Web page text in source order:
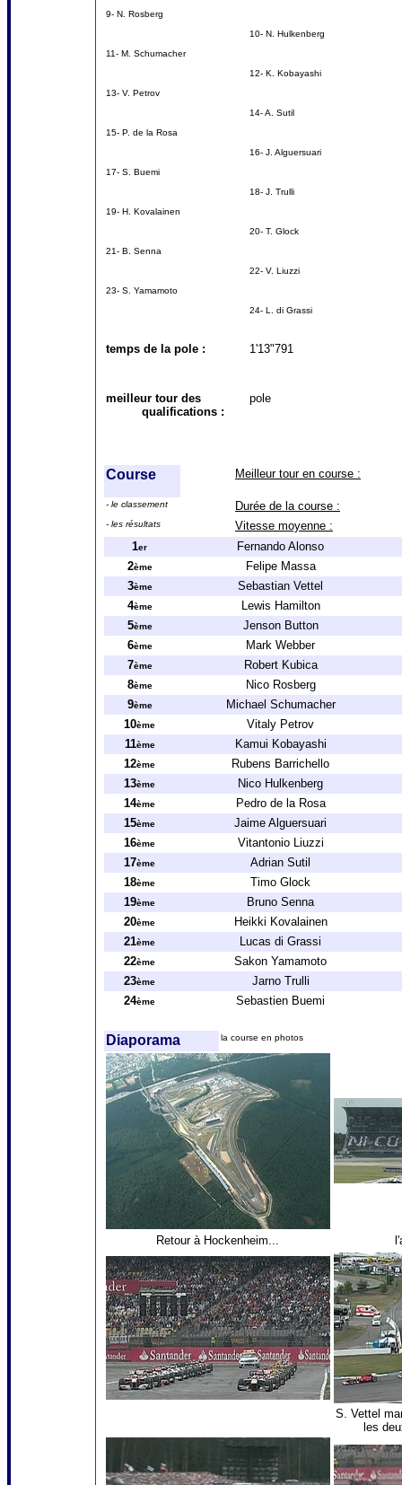
9- N. Rosberg
10- N. Hulkenberg
11- M. Schumacher
12- K. Kobayashi
13- V. Petrov
14- A. Sutil
15- P. de la Rosa
16- J. Alguersuari
17- S. Buemi
18- J. Trulli
19- H. Kovalainen
20- T. Glock
21- B. Senna
22- V. Liuzzi
23- S. Yamamoto
24- L. di Grassi
temps de la pole : 1'13"791
meilleur tour des
qualifications :
pole
Course Meilleur tour en course :
- le classement Durée de la course :
- les résultats
Vitesse moyenne :
1er
Fernando Alonso
2ème
Felipe Massa
3ème
Sebastian Vettel
4ème
Lewis Hamilton
5ème
Jenson Button
6ème
Mark Webber
7ème
Robert Kubica
8ème
Nico Rosberg
9ème
Michael Schumacher
10ème
Vitaly Petrov
11ème
Kamui Kobayashi
12ème
Rubens Barrichello
13ème
Nico Hulkenberg
14ème
Pedro de la Rosa
15ème
Jaime Alguersuari
16ème
Vitantonio Liuzzi
17ème
Adrian Sutil
18ème
Timo Glock
19ème
Bruno Senna
20ème
Heikki Kovalainen
21ème
Lucas di Grassi
22ème
Sakon Yamamoto
23ème
Jarno Trulli
24ème Sebastien Buemi
Diaporama la course en photos
Retour à Hockenheim...
S. Vettel
les